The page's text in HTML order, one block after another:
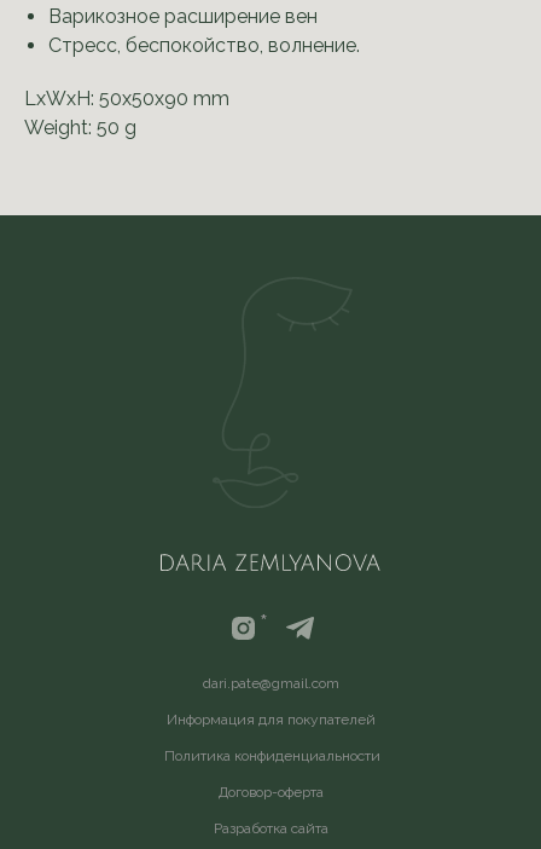
Варикозное расширение вен
Стресс, беспокойство, волнение.
LxWxH: 50x50x90 mm
Weight: 50 g
*
Политика конфиденциальности
Разработка сайта
Договор-оферта
Информация для покупателей
dari.pate@gmail.com